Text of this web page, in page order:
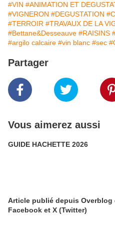
#VIN #ANIMATION ET
#VIGNERON #DEGUSTATION
#TERROIR #TRAVAUX DE LA
#Bettane&Desseauve #RAISINS
#argilo calcaire #vin blanc #sec
Partager
Vous aimerez aussi
GUIDE HACHETTE 2026
Article publié depuis Overblog et
Facebook et X (Twitter)